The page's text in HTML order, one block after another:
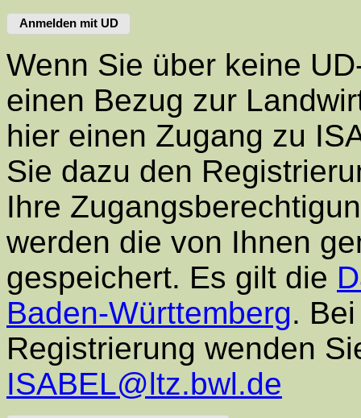
Anmelden mit UD
Wenn Sie über keine
einen Bezug zur
hier einen Zugang zu
Sie dazu den
Ihre
werden die von Ihnen
gespeichert. Es gilt die
Baden-Württemberg.
Registrierung wenden
ISABEL@ltz.bwl.de